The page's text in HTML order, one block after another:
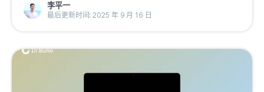
李平一
最后更新时间: 2025 年 9 月 16 日